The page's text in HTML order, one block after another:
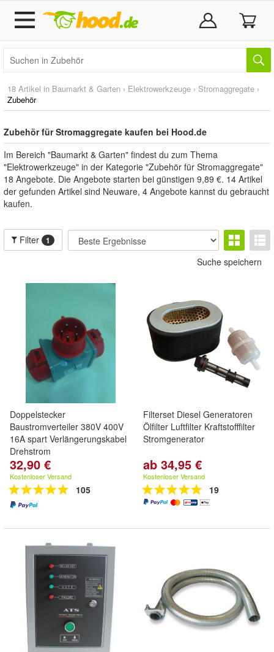
18 Artikel in Baumarkt & Garten › Elektrowerkzeuge › Stromaggregate ›
Zubehör
Zubehör für Stromaggregate kaufen bei Hood.de
Im Bereich "Baumarkt & Garten" findest du zum Thema
"Elektrowerkzeuge" in der Kategorie "Zubehör für Stromaggregate"
18 Angebote. Die Angebote starten bei günstigen 9,89 €. 14 Artikel
der gefunden Artikel sind Neuware, 4 Angebote kannst du gebraucht
kaufen.
Filter 1
Suche speichern
Doppelstecker
Baustromverteiler 380V 400V
16A spart Verlängerungskabel
Drehstrom
32,90 €
Kostenloser Versand
105
Filterset Diesel Generatoren
Ölfilter Luftfilter Kraftstofffilter
Stromgenerator
ab 34,95 €
Kostenloser Versand
19